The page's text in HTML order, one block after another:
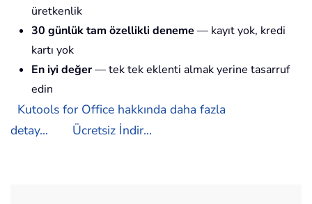
üretkenlik
30 günlük tam özellikli deneme — kayıt yok, kredi
kartı yok
En iyi değer— tek tek eklenti almak yerine tasarruf
edin
Kutools for Office hakkında daha fazla
detay...
Ücretsiz İndir...